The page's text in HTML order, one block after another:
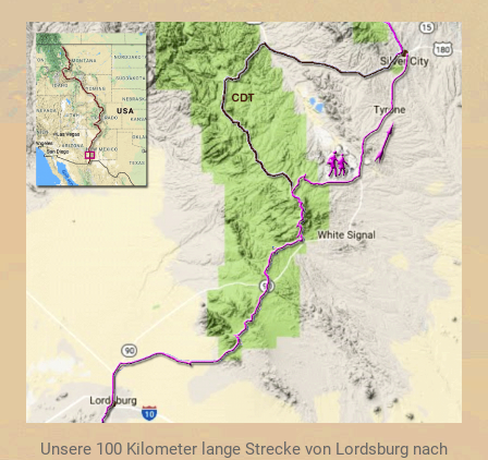
Unsere 100 Kilometer lange Strecke von Lordsburg nach